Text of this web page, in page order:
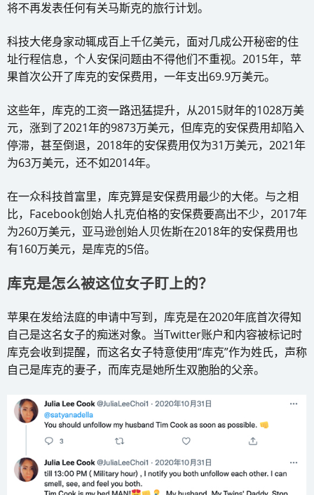
将不再发表任何有关马斯克的旅行计划。
科技大佬身家动辄成百上千亿美元，面对几成公开秘密的住
址行程信息，个人安保问题由不得他们不重视。2015年，苹
果首次公开了库克的安保费用，一年支出69.9万美元。
这些年，库克的工资一路迅猛提升，从2015财年的1028万美
元，涨到了2021年的9873万美元，但库克的安保费用却陷入
停滞，甚至倒退，2018年的安保费用仅为31万美元，2021年
为63万美元，还不如2014年。
在一众科技首富里，库克算是安保费用最少的大佬。与之相
比，Facebook创始人扎克伯格的安保费要高出不少，2017年
为260万美元，亚马逊创始人贝佐斯在2018年的安保费用也
有160万美元，是库克的5倍。
库克是怎么被这位女子盯上的？
苹果在发给法庭的申请中写到，库克是在2020年底首次得知
自己是这名女子的痴迷对象。当Twitter账户和内容被标记时
库克会收到提醒，而这名女子特意使用“库克”作为姓氏，声称
自己是库克的妻子，而库克是她所生双胞胎的父亲。